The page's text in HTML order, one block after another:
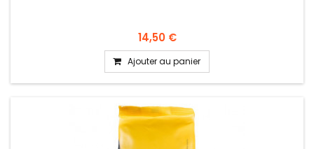
14,50 €
Ajouter au panier